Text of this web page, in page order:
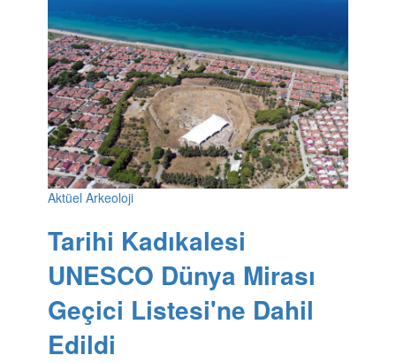
Aktüel Arkeoloji
Tarihi Kadıkalesi
UNESCO Dünya Mirası
Geçici Listesi'ne Dahil
Edildi